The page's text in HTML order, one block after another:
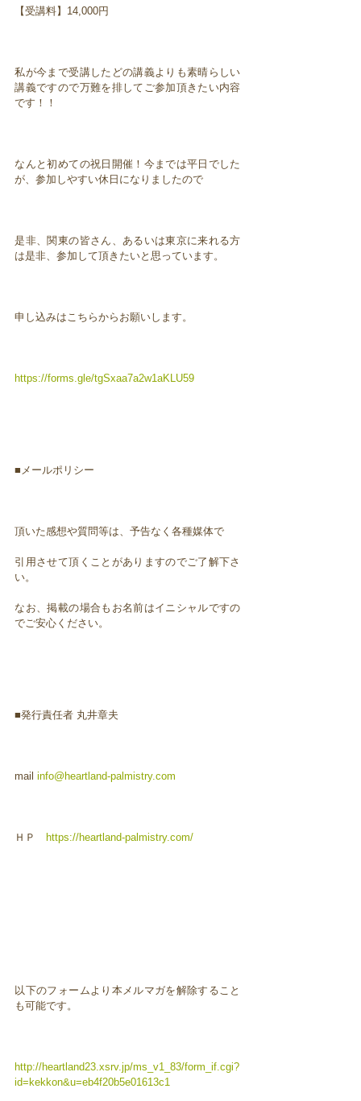
【受講料】14,000円
私が今まで受講したどの講義よりも素晴らしい
講義ですので万難を排してご参加頂きたい内容
です！！
なんと初めての祝日開催！今までは平日でした
が、参加しやすい休日になりましたので
是非、関東の皆さん、あるいは東京に来れる方
は是非、参加して頂きたいと思っています。
申し込みはこちらからお願いします。
https://forms.gle/tgSxaa7a2w1aKLU59
■メールポリシー
頂いた感想や質問等は、予告なく各種媒体で
引用させて頂くことがありますのでご了解下さ
い。
なお、掲載の場合もお名前はイニシャルですの
でご安心ください。
■発行責任者 丸井章夫
mailinfo@heartland-palmistry.com
ＨＰhttps://heartland-palmistry.com/
以下のフォームより本メルマガを解除すること
も可能です。
http://heartland23.xsrv.jp/ms_v1_83/form_if.cgi?
id=kekkon&u=eb4f20b5e01613c1